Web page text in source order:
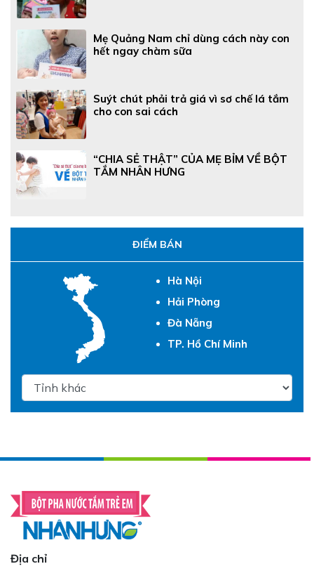
Mẹ Quảng Nam chỉ dùng cách này con
hết ngay chàm sữa
Suýt chút phải trả giá vì sơ chế lá tắm
cho con sai cách
“CHIA SẺ THẬT” CỦA MẸ BỈM VỀ BỘT
TẮM NHÂN HƯNG
ĐIỂM BÁN
Hà Nội
Hải Phòng
Đà Nẵng
TP. Hồ Chí Minh
Địa chỉ